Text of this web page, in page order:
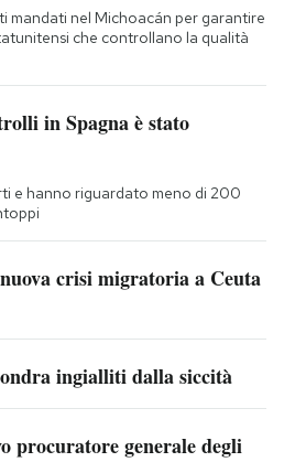
mandati nel Michoacán per garantire
che controllano la qualità
in Spagna è stato
e hanno riguardato meno di 200
crisi migratoria a Ceuta
ingialliti dalla siccità
procuratore generale degli